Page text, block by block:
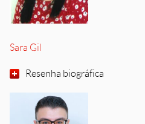
Sara Gil
Resenha biográfica